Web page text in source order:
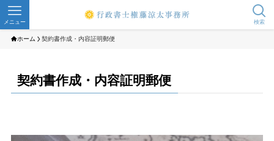
検索
メニュー
ホーム 契約書作成・内容証明郵便
契約書作成・内容証明郵便